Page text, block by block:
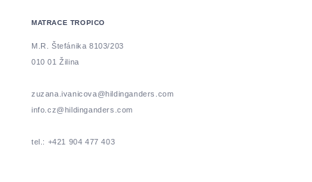
MATRACE TROPICO
M.R. Štefánika 8103/203
010 01 Žilina
zuzana.ivanicova@hildinganders.com
info.cz@hildinganders.com
tel.: +421 904 477 403